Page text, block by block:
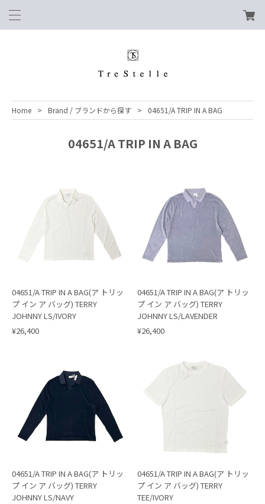
Home Brand / ブランドから探す 04651/A TRIP IN A BAG
04651/A TRIP IN A BAG
04651/A TRIP IN A BAG(ア トリッ
プ イン ア バッグ) TERRY
JOHNNY LS/IVORY
¥26,400
04651/A TRIP IN A BAG(ア トリッ
プ イン ア バッグ) TERRY
JOHNNY LS/LAVENDER
¥26,400
04651/A TRIP IN A BAG(ア トリッ
プ イン ア バッグ) TERRY
JOHNNY LS/NAVY
04651/A TRIP IN A BAG(ア トリッ
プ イン ア バッグ) TERRY
TEE/IVORY